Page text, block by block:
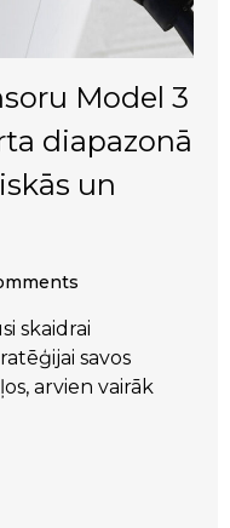
Model 3
diapazonā
un
skaidrai
savos
arvien vairāk